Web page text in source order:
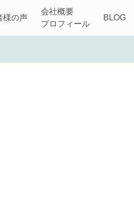
様の声
会社概要
プロフィール
BLOG
ライフレッ